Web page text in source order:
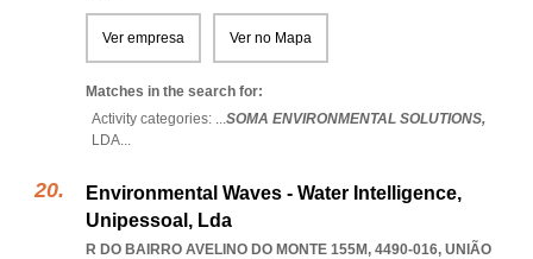
Ver empresa Ver no Mapa
Matches in the search for:
Activity categories: ...SOMA ENVIRONMENTAL SOLUTIONS,
LDA...
Environmental Waves - Water Intelligence,
Unipessoal, Lda
R DO BAIRRO AVELINO DO MONTE 155M, 4490-016, UNIÃO